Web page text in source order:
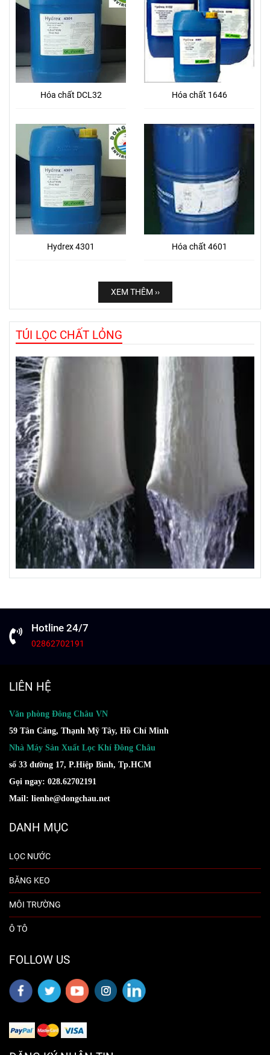
Hóa chất DCL32 Hóa chất 1646
Hydrex 4301 Hóa chất 4601
XEM THÊM ››
TÚI LỌC CHẤT LỎNG
Hotline 24/7
02862702191
LIÊN HỆ
Văn phòng Đông Châu VN
59 Tân Cảng, Thạnh Mỹ Tây, Hồ Chí Minh
Nhà Máy Sản Xuất Lọc Khí Đông Châu
số 33 đường 17, P.Hiệp Bình, Tp.HCM
Gọi ngay: 028.62702191
Mail: lienhe@dongchau.net
DANH MỤC
LỌC NƯỚC
BĂNG KEO
MÔI TRƯỜNG
Ô TÔ
FOLLOW US